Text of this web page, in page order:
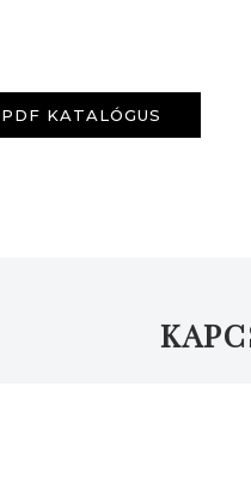
PDF KATALÓGUS